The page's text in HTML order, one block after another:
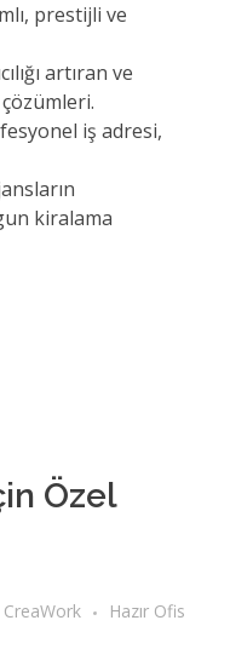
prestijli ve
artıran ve
iş adresi,
kiralama
Özel
CreaWork Hazır Ofis